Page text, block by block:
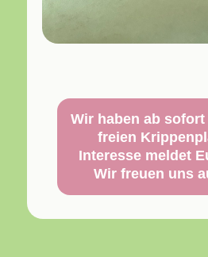
Wir haben ab
freien
Interesse meldet
Wir freuen uns